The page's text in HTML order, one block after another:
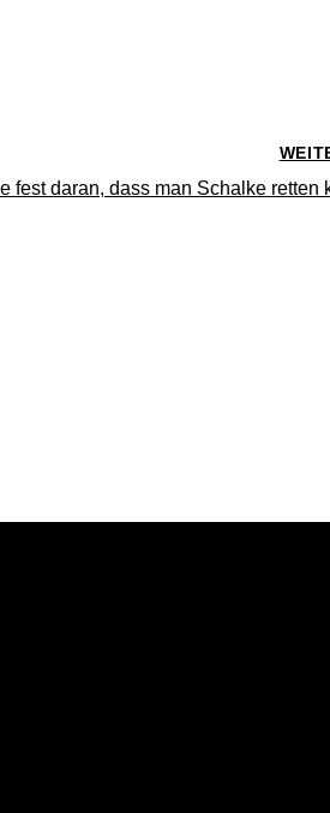
fest daran, dass man Schalke retten